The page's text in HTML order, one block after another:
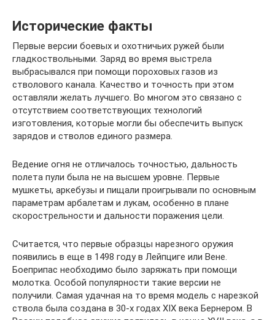
Исторические факты
Первые версии боевых и охотничьих ружей были
гладкоствольными. Заряд во время выстрела
выбрасывался при помощи пороховых газов из
стволового канала. Качество и точность при этом
оставляли желать лучшего. Во многом это связано с
отсутствием соответствующих технологий
изготовления, которые могли бы обеспечить выпуск
зарядов и стволов единого размера.
Ведение огня не отличалось точностью, дальность
полета пули была не на высшем уровне. Первые
мушкеты, аркебузы и пищали проигрывали по основным
параметрам арбалетам и лукам, особенно в плане
скорострельности и дальности поражения цели.
Считается, что первые образцы нарезного оружия
появились в еще в 1498 году в Лейпциге или Вене.
Боеприпас необходимо было заряжать при помощи
молотка. Особой популярности такие версии не
получили. Самая удачная на то время модель с нарезкой
ствола была создана в 30-х годах XIX века Бернером. В